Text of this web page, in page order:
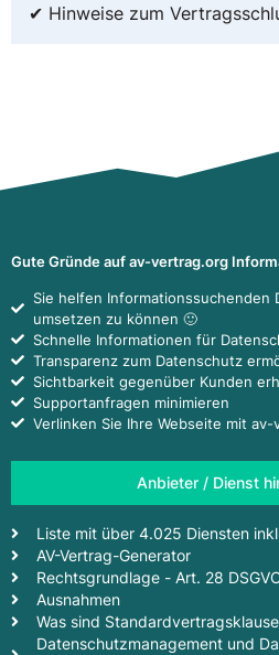
✔ Hinweise zum
Gute Gründe auf av-vertrag.org
Sie helfen Informationssuchenden
umsetzen zu können 🙂
Schnelle Informationen für
Transparenz zum Datenschutz
Sichtbarkeit gegenüber Kunden
Supportanfragen minimieren
Verlinken Sie Ihre Webseite mit av-
Anbieter / Dienst
Liste mit über 4.025 Diensten
AV-Vertrag-Generator
Rechtsgrundlage - Art. 28
Ausnahmen
Was sind
Datenschutzmanagement und